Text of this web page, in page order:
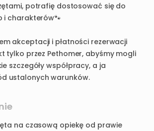
​,​ potrafię dostosować się do
i charakterów🐾
akceptacji i płatności rezerwacji
tylko przez Pethomer​,​ abyśmy mogli
szczegóły współpracy​,​ a ja
ustalonych warunków.
na czasową opiekę od prawie